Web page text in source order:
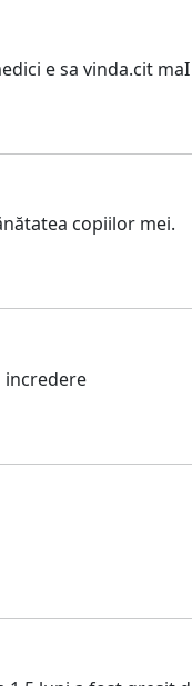
e sa vinda.cit
copiilor mei.
incredere